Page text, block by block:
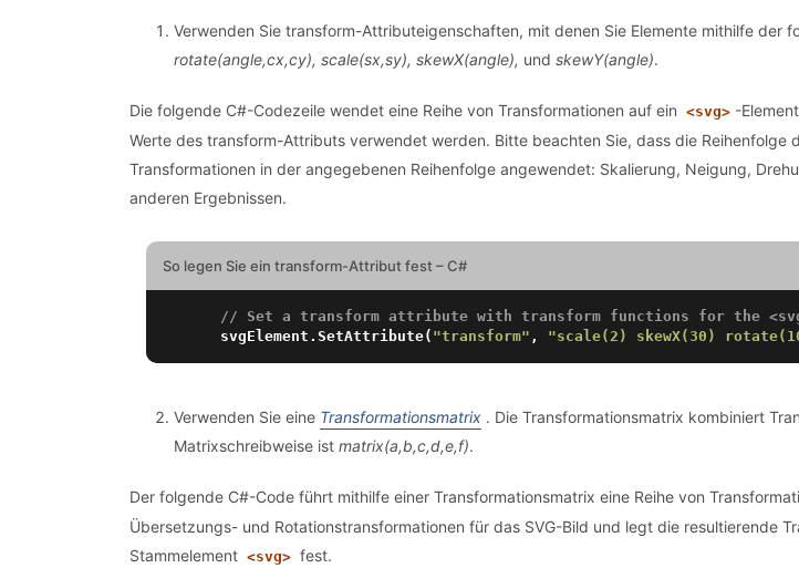
Verwenden Sie transform-Attributeigenschaften, mit denen Sie Elemente mithilfe der
rotate(angle,cx,cy), scale(sx,sy), skewX(angle), und skewY(angle).
Die folgende C#-Codezeile wendet eine Reihe von Transformationen auf ein <svg> -
Werte des transform-Attributs verwendet werden. Bitte beachten Sie, dass die
Transformationen in der angegebenen Reihenfolge angewendet: Skalierung, Neigung,
anderen Ergebnissen.
So legen Sie ein transform-Attribut fest – C#
// Set a transform attribute with transform functions for the
    svgElement.SetAttribute(
"transform" , "scale(2) skewX(30)
Verwenden Sie eine Transformationsmatrix . Die Transformationsmatrix kombiniert
Matrixschreibweise ist matrix(a,b,c,d,e,f).
Der folgende C#-Code führt mithilfe einer Transformationsmatrix eine Reihe von
Übersetzungs- und Rotationstransformationen für das SVG-Bild und legt die resultierende
Stammelement <svg> fest.